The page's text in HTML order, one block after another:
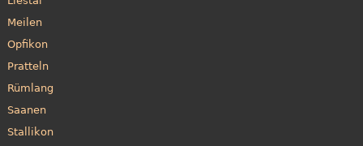
Meilen
Opfikon
Pratteln
Rümlang
Saanen
Stallikon